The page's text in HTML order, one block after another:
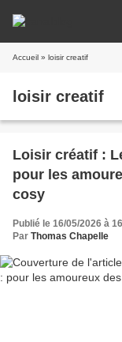
Accueil » loisir creatif
loisir creatif
Loisir créatif :
pour les
cosy
Publié le 16/05/2026 à
Par Thomas Chapelle